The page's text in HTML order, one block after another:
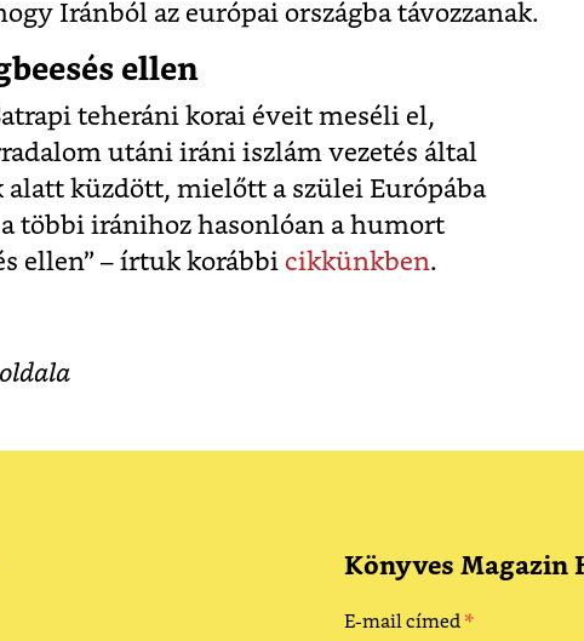
Iránból az európai országba távozzanak.
ellen
teheráni korai éveit meséli el,
utáni iráni iszlám vezetés által
alatt küzdött, mielőtt a szülei Európába
többi iránihoz hasonlóan a humort
ellen” – írtuk korábbi cikkünkben.
Könyves Magazin
E-mail címed*